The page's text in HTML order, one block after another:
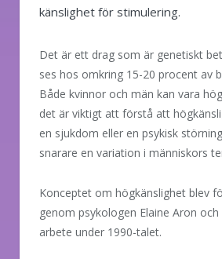
känslighet för stimulering.
Det är ett drag som är genetiskt
ses hos omkring 15-20 procent av
Både kvinnor och män kan vara
det är viktigt att förstå att
en sjukdom eller en psykisk
snarare en variation i människors
Konceptet om högkänslighet blev
genom psykologen Elaine Aron och
arbete under 1990-talet.